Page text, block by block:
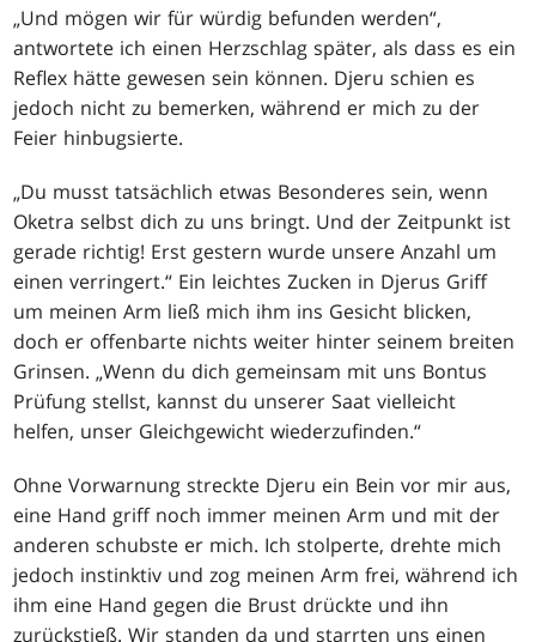
„Und mögen wir für würdig befunden werden“,
antwortete ich einen Herzschlag später, als dass es ein
Reflex hätte gewesen sein können. Djeru schien es
jedoch nicht zu bemerken, während er mich zu der
Feier hinbugsierte.
„Du musst tatsächlich etwas Besonderes sein, wenn
Oketra selbst dich zu uns bringt. Und der Zeitpunkt ist
gerade richtig! Erst gestern wurde unsere Anzahl um
einen verringert.“ Ein leichtes Zucken in Djerus Griff
um meinen Arm ließ mich ihm ins Gesicht blicken,
doch er offenbarte nichts weiter hinter seinem breiten
Grinsen. „Wenn du dich gemeinsam mit uns Bontus
Prüfung stellst, kannst du unserer Saat vielleicht
helfen, unser Gleichgewicht wiederzufinden.“
Ohne Vorwarnung streckte Djeru ein Bein vor mir aus,
eine Hand griff noch immer meinen Arm und mit der
anderen schubste er mich. Ich stolperte, drehte mich
jedoch instinktiv und zog meinen Arm frei, während ich
ihm eine Hand gegen die Brust drückte und ihn
zurückstieß. Wir standen da und starrten uns einen